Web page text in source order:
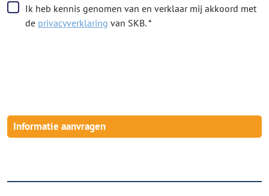
Ik heb kennis genomen van en verklaar mij akkoord met
de privacyverklaring van SKB. *
Informatie aanvragen